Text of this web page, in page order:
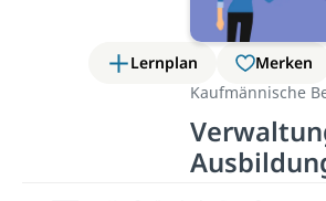
Lernplan Merken
Kaufmännische